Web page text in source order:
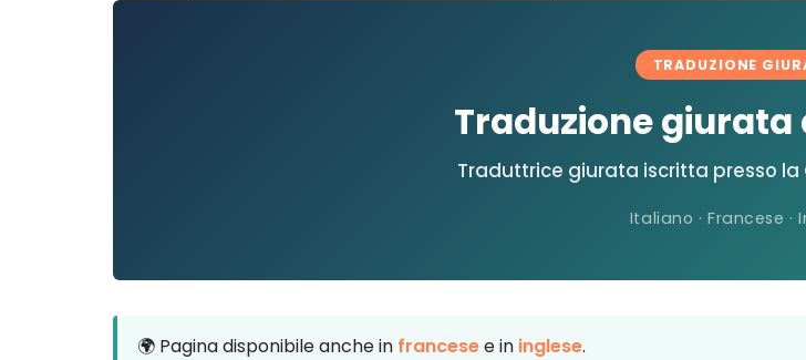
TRADUZIONE
Traduzione
Traduttrice giurata iscritta presso la
Italiano · Francese ·
🌍 Pagina disponibile anche in francesee in inglese.